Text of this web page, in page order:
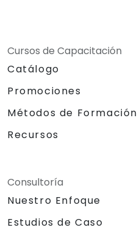
Cursos de Capacitación
Catálogo
Promociones
Métodos de Formación
Recursos
Consultoría
Nuestro Enfoque
Estudios de Caso